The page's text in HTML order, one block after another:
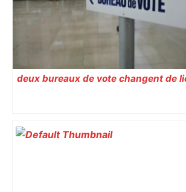
deux bureaux de vote changent de